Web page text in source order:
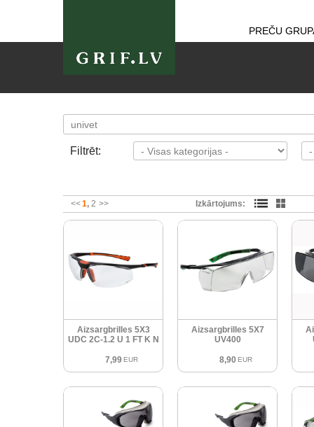
PREČU
Filtrēt:
Izkārtojums:
Aizsargbrilles 5X3
UDC 2C-1.2 U 1 FT K N
7,99 EUR
Aizsargbrilles 5X7
UV400
8,90 EUR
<<1 2 >>